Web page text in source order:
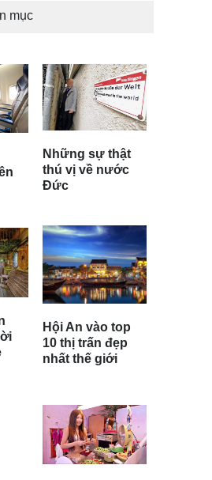
mục
Những sự thật
thú vị về nước
Đức
Hội An vào top
10 thị trấn đẹp
nhất thế giới